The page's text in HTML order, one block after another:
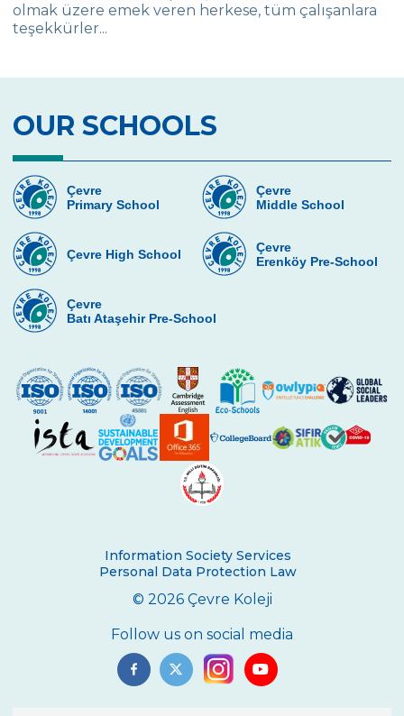
Emine DONDURAN (A. Ezgi DONDURAN –
HZB Sınıfı Deniz DONDURAN Velisi)
olmak üzere emek veren herkese, tüm çalışanlara
teşekkürler...
OUR SCHOOLS
Çevre
Primary School
Çevre
Middle School
Çevre High School
Çevre
Erenköy Pre-School
Çevre
Batı Ataşehir Pre-School
Information Society Services
Personal Data Protection Law
© 2026 Çevre Koleji
Follow us on social media